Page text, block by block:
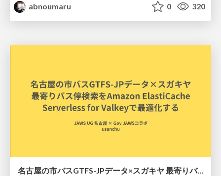
abnoumaru
0 320
名古屋の市バスGTFS-JPデータ×スガキヤ 最寄りバス停検索をAmazon ElastiCache Serverless for Valkeyで最適化する